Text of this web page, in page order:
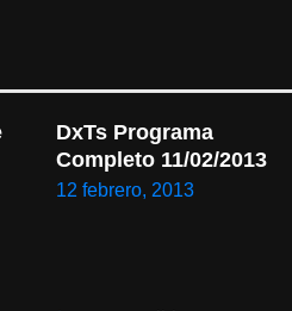
DxTs Programa
Completo 11/02/2013
12 febrero, 2013